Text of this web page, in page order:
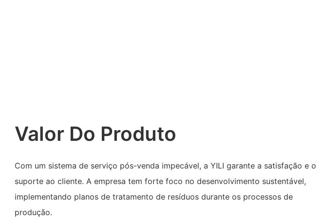
Valor Do Produto
Com um sistema de serviço pós-venda impecável, a YILI garante a satisfação e o
suporte ao cliente. A empresa tem forte foco no desenvolvimento sustentável,
implementando planos de tratamento de resíduos durante os processos de
produção.